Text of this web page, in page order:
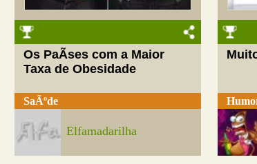
Os PaÃ­ses com a Maior
Taxa de Obesidade
SaÃºde
Elfamadarilha